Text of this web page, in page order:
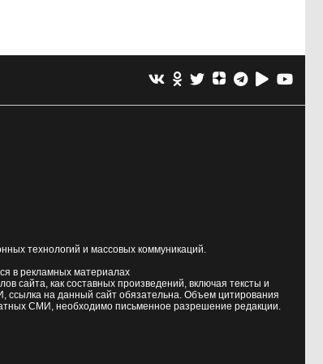
технологий и массовых коммуникаций.
в рекламных материалах
сайта, как составных произведений, включая тексты и
на данный сайт обязательна. Объем цитирования
СМИ, необходимо письменное разрешение редакции.